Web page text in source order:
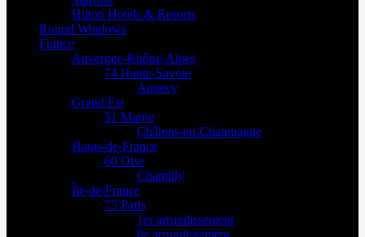
Hilton Hotels & Resorts
Round Windows
France
Auvergne-Rhône-Alpes
74 Haute-Savoie
Annecy
Grand Est
51 Marne
Châlons-en-Champagne
Hauts-de-France
60 Oise
Chantilly
Île-de-France
75 Paris
1er arrondissement
8e arrondissement